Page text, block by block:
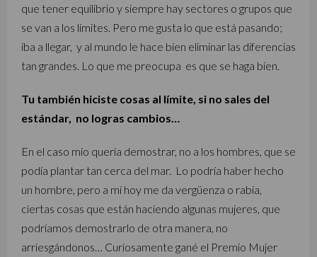
que tener equilibrio y siempre hay sectores o grupos que
se van a los límites. Pero me gusta lo que está pasando;
iba a llegar, y al mundo le hace bien eliminar las diferencias
tan grandes. Lo que me preocupa es que se haga bien.
Tu también hiciste cosas al límite, si no sales del
estándar, no logras cambios…
En el caso mío quería demostrar, no a los hombres, que se
podía plantar tan cerca del mar. Lo podría haber hecho
un hombre, pero a mí hoy me da vergüenza o rabia,
ciertas cosas que están haciendo algunas mujeres, que
podríamos demostrarlo de otra manera, no
arriesgándonos… Curiosamente gané el Premio Mujer